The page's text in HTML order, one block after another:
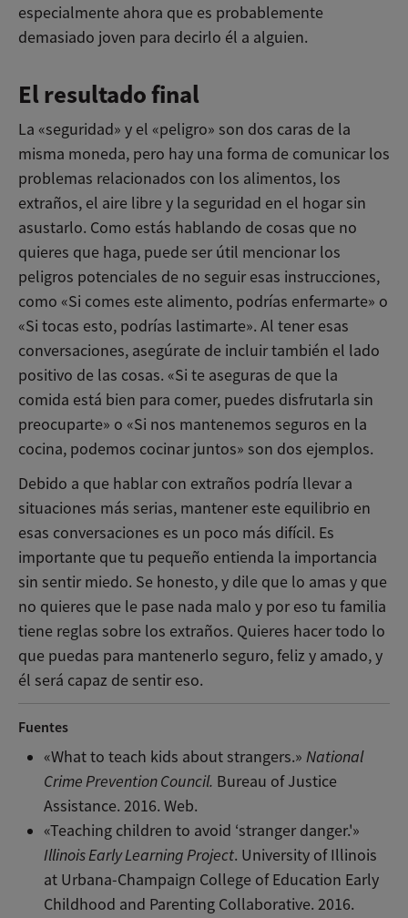
especialmente ahora que es probablemente
demasiado joven para decirlo él a alguien.
El resultado final
La «seguridad» y el «peligro» son dos caras de la
misma moneda, pero hay una forma de comunicar los
problemas relacionados con los alimentos, los
extraños, el aire libre y la seguridad en el hogar sin
asustarlo. Como estás hablando de cosas que no
quieres que haga, puede ser útil mencionar los
peligros potenciales de no seguir esas instrucciones,
como «Si comes este alimento, podrías enfermarte» o
«Si tocas esto, podrías lastimarte». Al tener esas
conversaciones, asegúrate de incluir también el lado
positivo de las cosas. «Si te aseguras de que la
comida está bien para comer, puedes disfrutarla sin
preocuparte» o «Si nos mantenemos seguros en la
cocina, podemos cocinar juntos» son dos ejemplos.
Debido a que hablar con extraños podría llevar a
situaciones más serias, mantener este equilibrio en
esas conversaciones es un poco más difícil. Es
importante que tu pequeño entienda la importancia
sin sentir miedo. Se honesto, y dile que lo amas y que
no quieres que le pase nada malo y por eso tu familia
tiene reglas sobre los extraños. Quieres hacer todo lo
que puedas para mantenerlo seguro, feliz y amado, y
él será capaz de sentir eso.
Fuentes
«What to teach kids about strangers.»National
Crime Prevention Council. Bureau of Justice
Assistance. 2016. Web.
«Teaching children to avoid ‘stranger danger.'»
Illinois Early Learning Project. University of Illinois
at Urbana-Champaign College of Education Early
Childhood and Parenting Collaborative. 2016.